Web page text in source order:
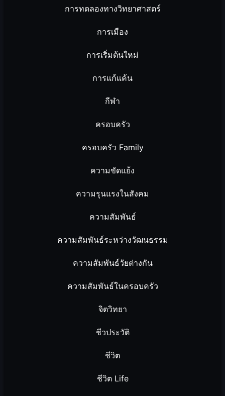
การทดลองทางวิทยาศาสตร์
การเมือง
การเริ่มต้นใหม่
การแก้แค้น
กีฬา
ครอบครัว
ครอบครัว Family
ความขัดแย้ง
ความรุนแรงในสังคม
ความสัมพันธ์
ความสัมพันธ์ระหว่างวัฒนธรรม
ความสัมพันธ์วัยต่างกัน
ความสัมพันธ์ในครอบครัว
จิตวิทยา
ชีวประวัติ
ชีวิต
ชีวิต Life